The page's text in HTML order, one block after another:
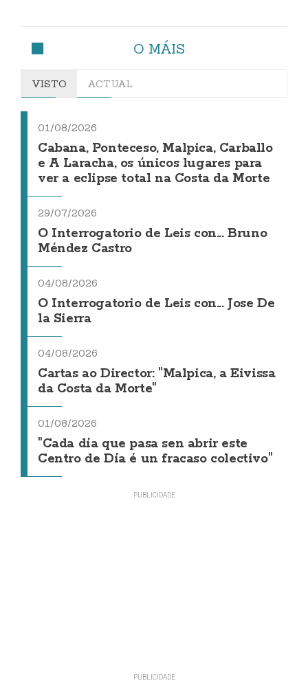
O MÁIS
VISTO ACTUAL
01/08/2026
Cabana, Ponteceso, Malpica, Carballo
e A Laracha, os únicos lugares para
ver a eclipse total na Costa da Morte
29/07/2026
O Interrogatorio de Leis con... Bruno
Méndez Castro
04/08/2026
O Interrogatorio de Leis con... Jose De
la Sierra
04/08/2026
Cartas ao Director: "Malpica, a Eivissa
da Costa da Morte"
01/08/2026
"Cada día que pasa sen abrir este
Centro de Día é un fracaso colectivo"